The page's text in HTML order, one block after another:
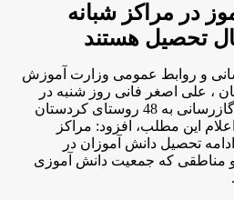
در مراکز شبانه
تحصیل هستند
و روابط عمومی وزارت آموزش
، علی اصغر فانی روز شنبه در
آیین بهره برداری از پروژه گازرسانی به 48 روستای کردستان
این مطلب، افزود: مراکز
تحصیل دانش آموزان در
مناطقی که جمعیت دانش آموزی